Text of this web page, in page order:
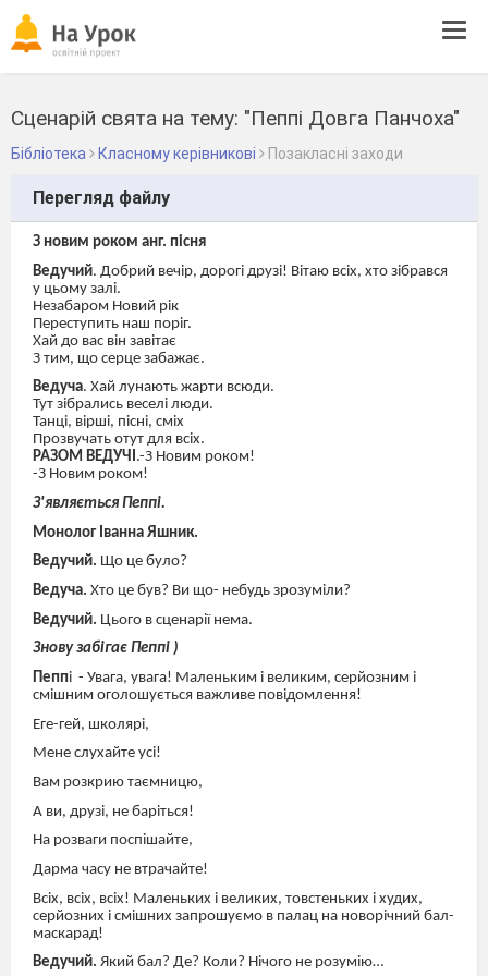
Сценарій свята на тему: "Пеппі Довга Панчоха"
Бібліотека Класному керівникові Позакласні заходи
Перегляд файлу
З новим роком анг. пісня
Ведучий. Добрий вечір, дорогі друзі! Вітаю всіх, хто зібрався
у цьому залі.
Незабаром Новий рік
Переступить наш поріг.
Хай до вас він завітає
З тим, що серце забажає.
Ведуча. Хай лунають жарти всюди.
Тут зібрались веселі люди.
Танці, вірші, пісні, сміх
Прозвучать отут для всіх.
РАЗОМ ВЕДУЧІ.-З Новим роком!
-З Новим роком!
З'являється Пеппі.
Монолог Іванна Яшник.
Ведучий. Що це було?
Ведуча. Хто це був? Ви що- небудь зрозуміли?
Ведучий. Цього в сценарії нема.
Знову забігає Пеппі )
Пеппі - Увага, увага! Маленьким і великим, серйозним і
смішним оголошується важливе повідомлення!
Еге-гей, школярі,
Мене слухайте усі!
Вам розкрию таємницю,
А ви, друзі, не баріться!
На розваги поспішайте,
Дарма часу не втрачайте!
Всіх, всіх, всіх! Маленьких і великих, товстеньких і худих,
серйозних і смішних запрошуємо в палац на новорічний бал-
маскарад!
Ведучий. Який бал? Де? Коли? Нічого не розумію…